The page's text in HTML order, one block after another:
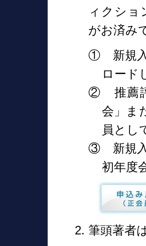
ィクショ
がお済み
① 新規入
ロード
② 推薦評
会」ま
員とし
③ 新規入
初年度
筆頭著者